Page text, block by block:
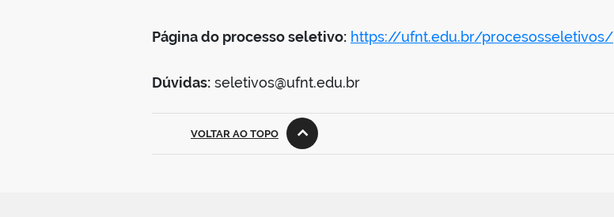
Página do processo seletivo: https://ufnt.edu.br/procesosseletivos/
Dúvidas: seletivos@ufnt.edu.br
VOLTAR AO TOPO